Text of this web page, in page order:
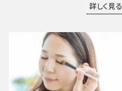
詳しく見る